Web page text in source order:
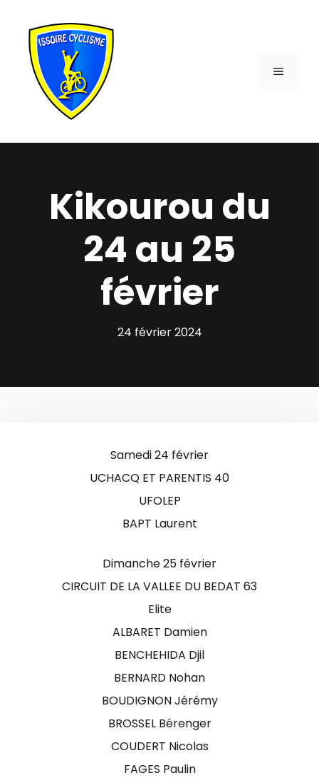
contenu
MENU
Kikourou du
24 au 25
février
24 février 2024
Samedi 24 février
UCHACQ ET PARENTIS 40
UFOLEP
BAPT Laurent
Dimanche 25 février
CIRCUIT DE LA VALLEE DU BEDAT 63
Elite
ALBARET Damien
BENCHEHIDA Djil
BERNARD Nohan
BOUDIGNON Jérémy
BROSSEL Bérenger
COUDERT Nicolas
FAGES Paulin